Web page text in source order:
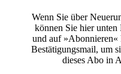
Wenn Sie über
können Sie hier
und auf »Abonnieren«
Bestätigungsmail, um
dieses Abo in